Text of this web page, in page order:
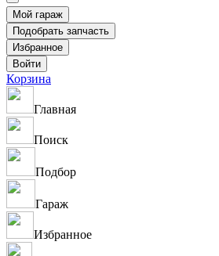
Корзина
Главная
Поиск
Подбор
Гараж
Избранное